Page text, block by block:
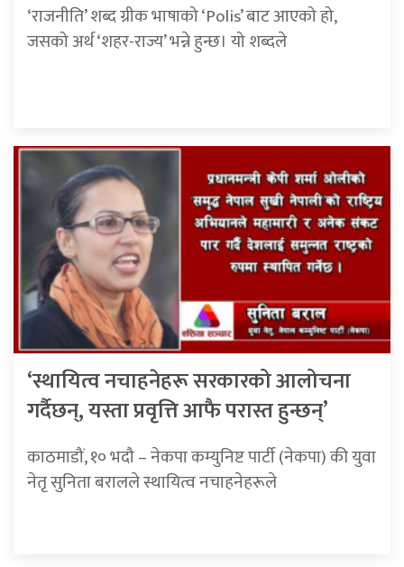
‘राजनीति’ शब्द ग्रीक भाषाको ‘Polis’ बाट आएको हो,
जसको अर्थ ‘शहर-राज्य’ भन्ने हुन्छ। यो शब्दले
‘स्थायित्व नचाहनेहरू सरकारको आलोचना
गर्दैछन्, यस्ता प्रवृत्ति आफै परास्त हुन्छन्’
काठमाडौं, १० भदौ – नेकपा कम्युनिष्ट पार्टी (नेकपा) की युवा
नेतृ सुनिता बरालले स्थायित्व नचाहनेहरूले